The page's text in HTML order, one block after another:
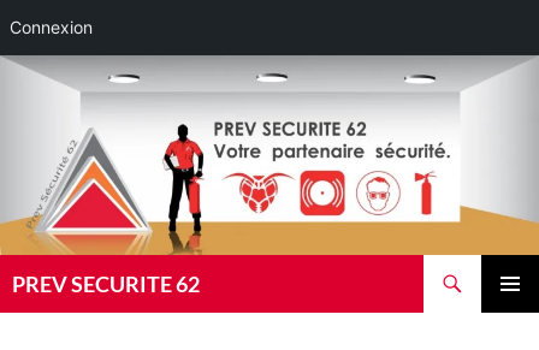
Connexion
Aller
PREV SECURITE 62